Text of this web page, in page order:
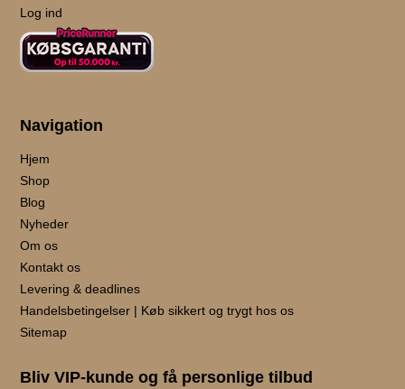
Log ind
Navigation
Hjem
Shop
Blog
Nyheder
Om os
Kontakt os
Levering & deadlines
Handelsbetingelser | Køb sikkert og trygt hos os
Sitemap
Bliv VIP-kunde og få personlige tilbud